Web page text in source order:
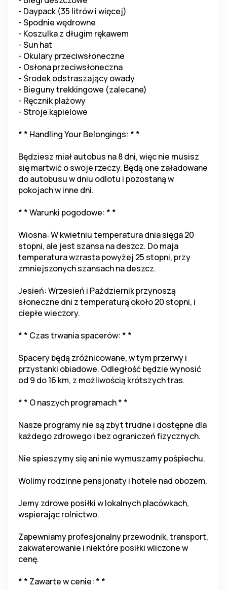
- Daypack (35 litrów i więcej)
- Spodnie wędrowne
- Koszulka z długim rękawem
- Sun hat
- Okulary przeciwsłoneczne
- Osłona przeciwsłoneczna
- Środek odstraszający owady
- Bieguny trekkingowe (zalecane)
- Ręcznik plażowy
- Stroje kąpielowe
* * Handling Your Belongings: * *
Będziesz miał autobus na 8 dni, więc nie musisz
się martwić o swoje rzeczy. Będą one załadowane
do autobusu w dniu odlotu i pozostaną w
pokojach w inne dni.
* * Warunki pogodowe: * *
Wiosna: W kwietniu temperatura dnia sięga 20
stopni, ale jest szansa na deszcz. Do maja
temperatura wzrasta powyżej 25 stopni, przy
zmniejszonych szansach na deszcz.
Jesień: Wrzesień i Październik przynoszą
słoneczne dni z temperaturą około 20 stopni, i
ciepłe wieczory.
* * Czas trwania spacerów: * *
Spacery będą zróżnicowane, w tym przerwy i
przystanki obiadowe. Odległość będzie wynosić
od 9 do 16 km, z możliwością krótszych tras.
* * O naszych programach * *
Nasze programy nie są zbyt trudne i dostępne dla
każdego zdrowego i bez ograniczeń fizycznych.
Nie spieszymy się ani nie wymuszamy pośpiechu.
Wolimy rodzinne pensjonaty i hotele nad obozem.
Jemy zdrowe posiłki w lokalnych placówkach,
wspierając rolnictwo.
Zapewniamy profesjonalny przewodnik, transport,
zakwaterowanie i niektóre posiłki wliczone w
cenę.
* * Zawarte w cenie: * *